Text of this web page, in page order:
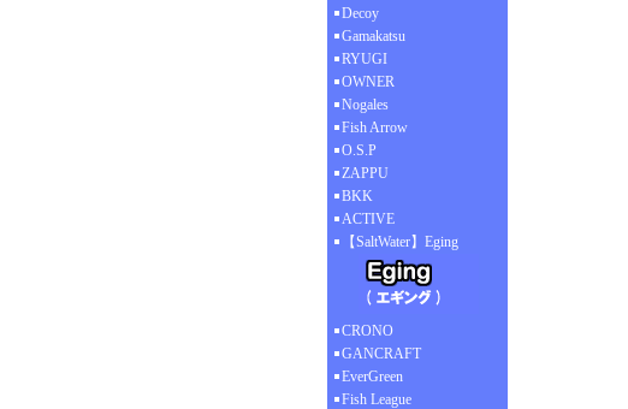
Decoy
Gamakatsu
RYUGI
OWNER
Nogales
Fish Arrow
O.S.P
ZAPPU
BKK
ACTIVE
【SaltWater】Eging
CRONO
GANCRAFT
EverGreen
Fish League